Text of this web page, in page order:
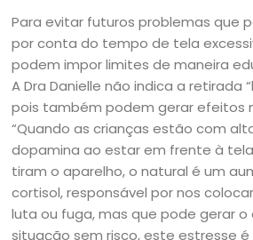
Para evitar futuros problemas que
por conta do tempo de tela
podem impor limites de maneira
A Dra Danielle não indica a retirada
pois também podem gerar efeitos
“Quando as crianças estão com
dopamina ao estar em frente à
tiram o aparelho, o natural é um
cortisol, responsável por nos
luta ou fuga, mas que pode gerar o
situação sem risco, este estresse